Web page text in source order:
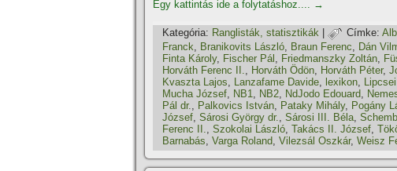
Egy kattintás ide a folytatáshoz.... →
Kategória: Ranglisták, statisztikák Címke:
Franck, Branikovits László, Braun Ferenc, Dán
Finta Károly, Fischer Pál , Friedmanszky Zoltán,
Horváth Ferenc II., Horváth Ödön, Horváth Péter,
Kvaszta Lajos, Lanzafame Davide, lexikon,
Mucha József, NB1, NB2, NdJodo Edouard,
Pál dr., Palkovics István, Pataky Mihály, Pogány
József, Sárosi György dr., Sárosi III. Béla,
Ferenc II., Szokolai László, Takács II. József,
Barnabás, Varga Roland, Vilezsál Oszkár, Weisz